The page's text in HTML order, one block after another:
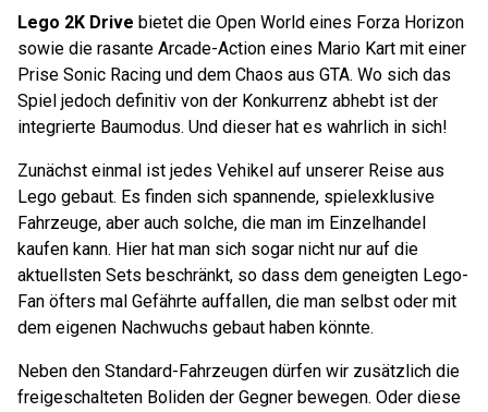
Lego 2K Drive bietet die Open World eines Forza Horizon
sowie die rasante Arcade-Action eines Mario Kart mit einer
Prise Sonic Racing und dem Chaos aus GTA. Wo sich das
Spiel jedoch definitiv von der Konkurrenz abhebt ist der
integrierte Baumodus. Und dieser hat es wahrlich in sich!
Zunächst einmal ist jedes Vehikel auf unserer Reise aus
Lego gebaut. Es finden sich spannende, spielexklusive
Fahrzeuge, aber auch solche, die man im Einzelhandel
kaufen kann. Hier hat man sich sogar nicht nur auf die
aktuellsten Sets beschränkt, so dass dem geneigten Lego-
Fan öfters mal Gefährte auffallen, die man selbst oder mit
dem eigenen Nachwuchs gebaut haben könnte.
Neben den Standard-Fahrzeugen dürfen wir zusätzlich die
freigeschalteten Boliden der Gegner bewegen. Oder diese